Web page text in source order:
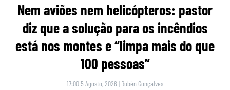
Nem aviões nem helicópteros: pastor
diz que a solução para os incêndios
está nos montes e “limpa mais do que
100 pessoas”
17:00 5 Agosto, 2026 | Rubén Gonçalves